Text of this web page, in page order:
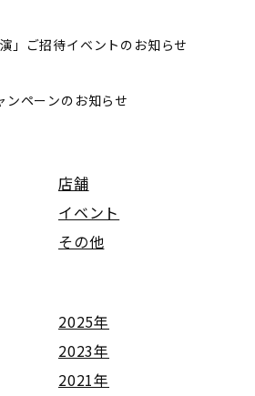
」ご招待イベントのお知らせ
ンペーンのお知らせ
店舗
イベント
その他
2025年
2023年
2021年